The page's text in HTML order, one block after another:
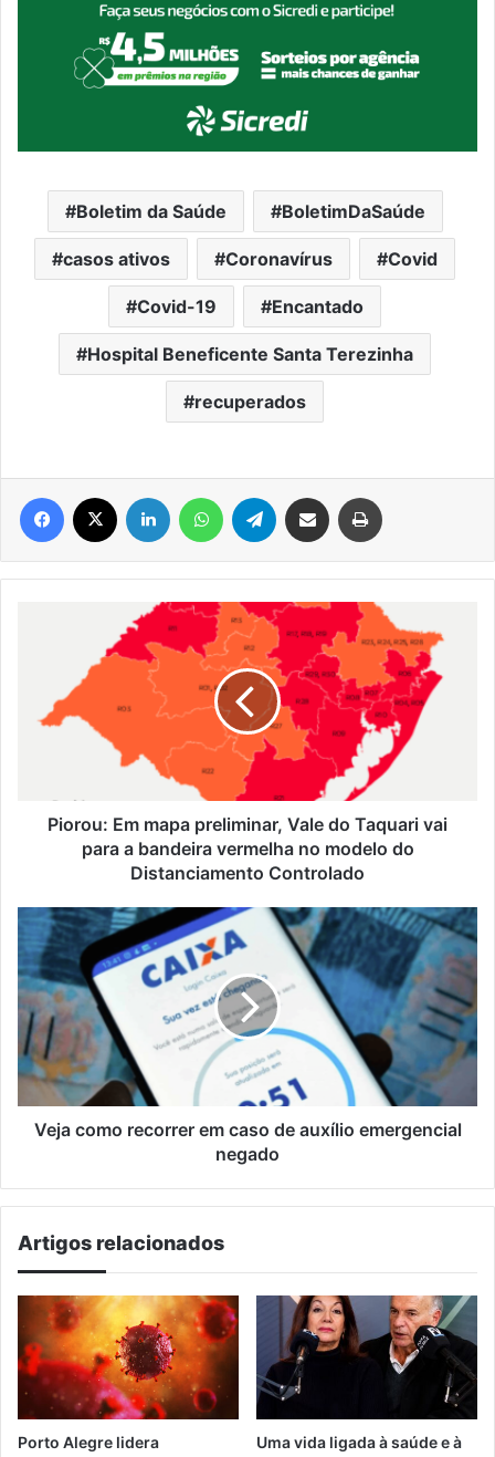
Boletim da Saúde BoletimDaSaúde
casos ativos Coronavírus Covid
Covid-19 Encantado
Hospital Beneficente Santa Terezinha
recuperados
Facebook Linkedin WhatsAppTelegram Compartilhar via e-mail
preliminar,
modelo
Distanciamento
Controlado
Piorou: Em mapa preliminar, Vale do Taquari vai
para a bandeira vermelha no modelo do
Distanciamento Controlado
Veja
como
recorrer
em
caso
de
auxílio
emergencial
negado
Veja como recorrer em caso de auxílio emergencial
negado
Artigos relacionados
Porto Alegre lidera
Uma vida ligada à saúde e à